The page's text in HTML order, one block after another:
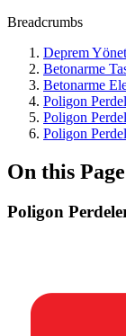
Breadcrumbs
Deprem
Betonarme
Betonarme
Poligon
Poligon
Poligon
On this Page
Poligon